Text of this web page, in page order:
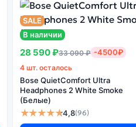
варианты с разным
SSD различных объемов в
до полного
Thunderbolt/USB-C, разъем
поддержка быстрой
SALE
В наличии
28 590 ₽33 090 ₽ -4500₽
4 шт. осталось
Bose QuietComfort Ultra
Headphones 2 White Smoke
(Белые)
★★★★★4,8(96)